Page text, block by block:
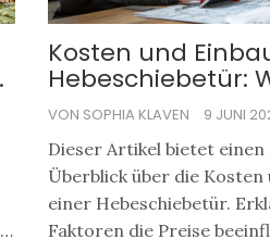
Kosten und
Hebeschiebetür:
müssen
VON SOPHIA KLAVEN 9 JUNI
Dieser Artikel bietet
Überblick über die Kosten
einer Hebeschiebetür.
Faktoren die Preise